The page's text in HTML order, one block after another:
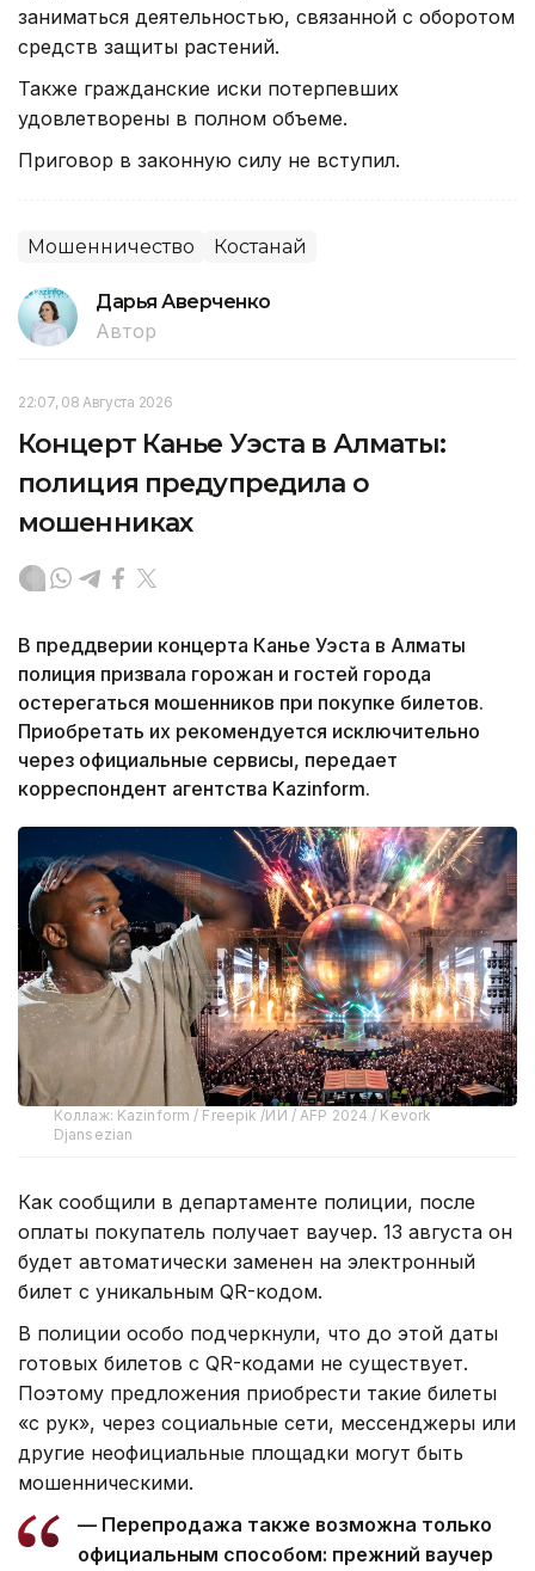
заниматься деятельностью, связанной с оборотом
средств защиты растений.
Также гражданские иски потерпевших
удовлетворены в полном объеме.
Приговор в законную силу не вступил.
Мошенничество Костанай
Дарья Аверченко
Автор
22:07, 08 Августа 2026
Концерт Канье Уэста в Алматы:
полиция предупредила о
мошенниках
В преддверии концерта Канье Уэста в Алматы
полиция призвала горожан и гостей города
остерегаться мошенников при покупке билетов.
Приобретать их рекомендуется исключительно
через официальные сервисы, передает
корреспондент агентства Kazinform.
Коллаж: Kazinform / Freepik /ИИ / AFP 2024 / Kevork
Djansezian
Как сообщили в департаменте полиции, после
оплаты покупатель получает ваучер. 13 августа он
будет автоматически заменен на электронный
билет с уникальным QR-кодом.
В полиции особо подчеркнули, что до этой даты
готовых билетов с QR-кодами не существует.
Поэтому предложения приобрести такие билеты
«с рук», через социальные сети, мессенджеры или
другие неофициальные площадки могут быть
мошенническими.
— Перепродажа также возможна только
официальным способом: прежний ваучер